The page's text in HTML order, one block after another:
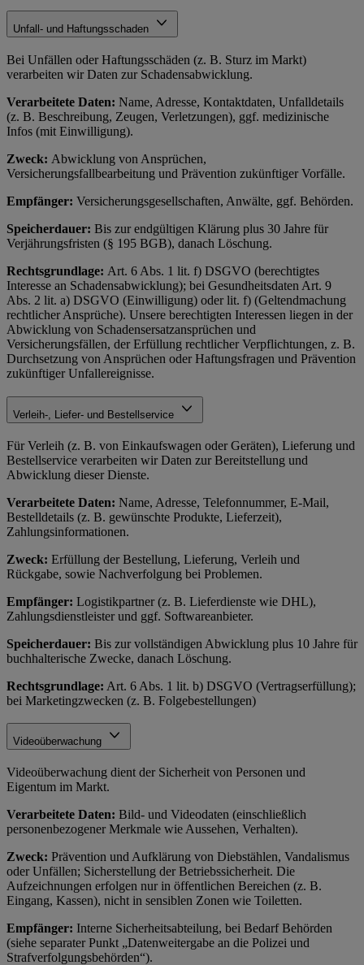
Unfall- und Haftungsschaden
Bei Unfällen oder Haftungsschäden (z. B. Sturz im Markt)
verarbeiten wir Daten zur Schadensabwicklung.
Verarbeitete Daten: Name, Adresse, Kontaktdaten, Unfalldetails
(z. B. Beschreibung, Zeugen, Verletzungen), ggf. medizinische
Infos (mit Einwilligung).
Zweck: Abwicklung von Ansprüchen,
Versicherungsfallbearbeitung und Prävention zukünftiger Vorfälle.
Empfänger: Versicherungsgesellschaften, Anwälte, ggf. Behörden.
Speicherdauer: Bis zur endgültigen Klärung plus 30 Jahre für
Verjährungsfristen (§ 195 BGB), danach Löschung.
Rechtsgrundlage: Art. 6 Abs. 1 lit. f) DSGVO (berechtigtes
Interesse an Schadensabwicklung); bei Gesundheitsdaten Art. 9
Abs. 2 lit. a) DSGVO (Einwilligung) oder lit. f) (Geltendmachung
rechtlicher Ansprüche). Unsere berechtigten Interessen liegen in der
Abwicklung von Schadensersatzansprüchen und
Versicherungsfällen, der Erfüllung rechtlicher Verpflichtungen, z. B.
Durchsetzung von Ansprüchen oder Haftungsfragen und Prävention
zukünftiger Unfallereignisse.
Verleih-, Liefer- und Bestellservice
Für Verleih (z. B. von Einkaufswagen oder Geräten), Lieferung und
Bestellservice verarbeiten wir Daten zur Bereitstellung und
Abwicklung dieser Dienste.
Verarbeitete Daten: Name, Adresse, Telefonnummer, E-Mail,
Bestelldetails (z. B. gewünschte Produkte, Lieferzeit),
Zahlungsinformationen.
Zweck: Erfüllung der Bestellung, Lieferung, Verleih und
Rückgabe, sowie Nachverfolgung bei Problemen.
Empfänger: Logistikpartner (z. B. Lieferdienste wie DHL),
Zahlungsdienstleister und ggf. Softwareanbieter.
Speicherdauer: Bis zur vollständigen Abwicklung plus 10 Jahre für
buchhalterische Zwecke, danach Löschung.
Rechtsgrundlage: Art. 6 Abs. 1 lit. b) DSGVO (Vertragserfüllung);
bei Marketingzwecken (z. B. Folgebestellungen)
Videoüberwachung
Videoüberwachung dient der Sicherheit von Personen und
Eigentum im Markt.
Verarbeitete Daten: Bild- und Videodaten (einschließlich
personenbezogener Merkmale wie Aussehen, Verhalten).
Zweck: Prävention und Aufklärung von Diebstählen, Vandalismus
oder Unfällen; Sicherstellung der Betriebssicherheit. Die
Aufzeichnungen erfolgen nur in öffentlichen Bereichen (z. B.
Eingang, Kassen), nicht in sensiblen Zonen wie Toiletten.
Empfänger: Interne Sicherheitsabteilung, bei Bedarf Behörden
(siehe separater Punkt „Datenweitergabe an die Polizei und
Strafverfolgungsbehörden“).